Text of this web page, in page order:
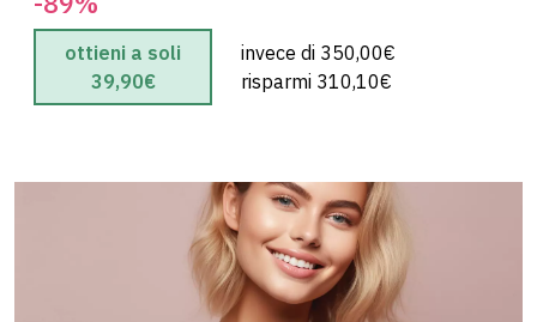
Grazia P.
“”
ottieni a soli
39,90€
invece di 350,00€
risparmi 310,10€